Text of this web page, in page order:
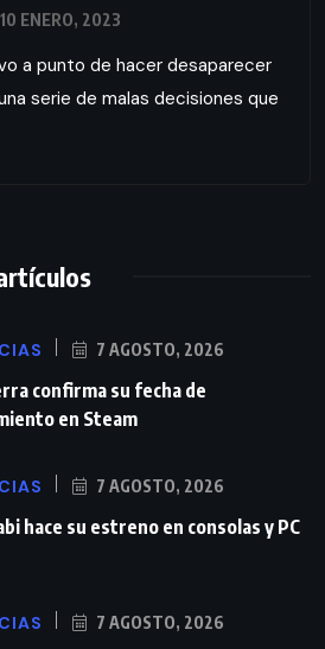
10 ENERO, 2023
a punto de hacer desaparecer
serie de malas decisiones que
7 AGOSTO, 2026
confirma su fecha de
en Steam
7 AGOSTO, 2026
hace su estreno en consolas y PC
7 AGOSTO, 2026